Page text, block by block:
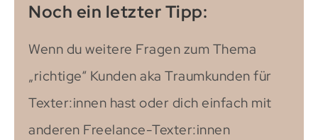
Noch ein letzter Tipp:
Wenn du weitere Fragen zum Thema
„richtige“ Kunden aka Traumkunden für
Texter:innen hast oder dich einfach mit
anderen Freelance-Texter:innen